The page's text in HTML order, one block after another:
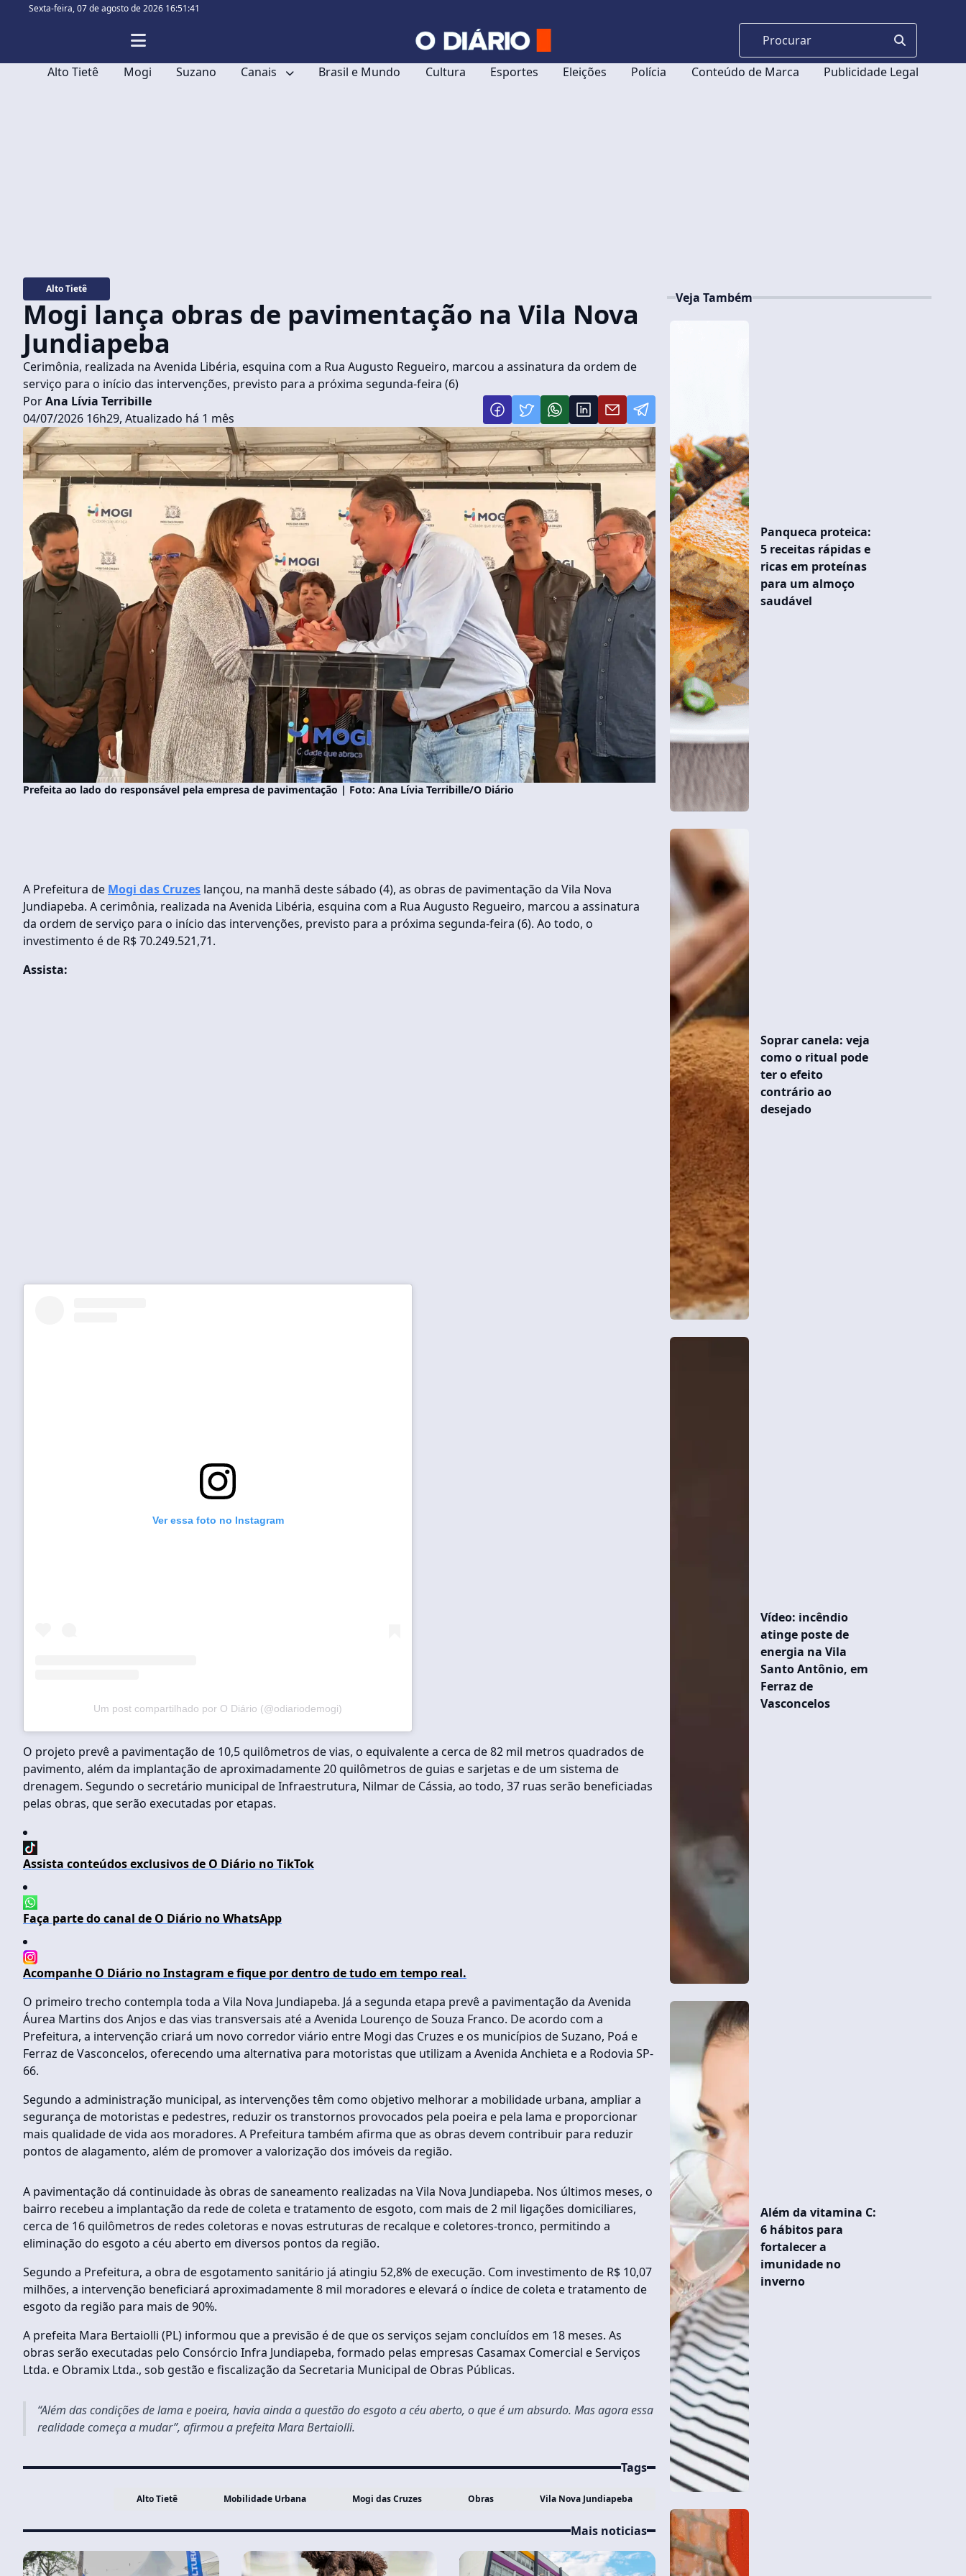
Sexta-feira,07 de agosto de 2026 16:51:43
Alto Tietê Mogi Suzano Canais Brasil e Mundo Cultura Esportes Eleições Polícia Conteúdo de Marca Publicidade Legal
Alto Tietê
Mogi lança obras de pavimentação na Vila Nova
Jundiapeba
Cerimônia, realizada na Avenida Libéria, esquina com a Rua Augusto Regueiro, marcou a assinatura da ordem de
serviço para o início das intervenções, previsto para a próxima segunda-feira (6)
PorAna Lívia Terribille
04/07/2026 16h29, Atualizado há 1 mês
Prefeita ao lado do responsável pela empresa de pavimentação | Foto: Ana Lívia Terribille/O Diário
A Prefeitura de Mogi das Cruzes lançou, na manhã deste sábado (4), as obras de pavimentação da Vila Nova
Jundiapeba. A cerimônia, realizada na Avenida Libéria, esquina com a Rua Augusto Regueiro, marcou a assinatura
da ordem de serviço para o início das intervenções, previsto para a próxima segunda-feira (6). Ao todo, o
investimento é de R$ 70.249.521,71.
Assista:
Ver essa foto no Instagram
Um post compartilhado por O Diário (@odiariodemogi)
O projeto prevê a pavimentação de 10,5 quilômetros de vias, o equivalente a cerca de 82 mil metros quadrados de
pavimento, além da implantação de aproximadamente 20 quilômetros de guias e sarjetas e de um sistema de
drenagem. Segundo o secretário municipal de Infraestrutura, Nilmar de Cássia, ao todo, 37 ruas serão beneficiadas
pelas obras, que serão executadas por etapas.
Assista conteúdos exclusivos de O Diário no TikTok
Faça parte do canal de O Diário no WhatsApp
Acompanhe O Diário no Instagram e fique por dentro de tudo em tempo real.
O primeiro trecho contempla toda a Vila Nova Jundiapeba. Já a segunda etapa prevê a pavimentação da Avenida
Áurea Martins dos Anjos e das vias transversais até a Avenida Lourenço de Souza Franco. De acordo com a
Prefeitura, a intervenção criará um novo corredor viário entre Mogi das Cruzes e os municípios de Suzano, Poá e
Ferraz de Vasconcelos, oferecendo uma alternativa para motoristas que utilizam a Avenida Anchieta e a Rodovia SP-
66.
Segundo a administração municipal, as intervenções têm como objetivo melhorar a mobilidade urbana, ampliar a
segurança de motoristas e pedestres, reduzir os transtornos provocados pela poeira e pela lama e proporcionar
mais qualidade de vida aos moradores. A Prefeitura também afirma que as obras devem contribuir para reduzir
pontos de alagamento, além de promover a valorização dos imóveis da região.
A pavimentação dá continuidade às obras de saneamento realizadas na Vila Nova Jundiapeba. Nos últimos meses, o
bairro recebeu a implantação da rede de coleta e tratamento de esgoto, com mais de 2 mil ligações domiciliares,
cerca de 16 quilômetros de redes coletoras e novas estruturas de recalque e coletores-tronco, permitindo a
eliminação do esgoto a céu aberto em diversos pontos da região.
Segundo a Prefeitura, a obra de esgotamento sanitário já atingiu 52,8% de execução. Com investimento de R$ 10,07
milhões, a intervenção beneficiará aproximadamente 8 mil moradores e elevará o índice de coleta e tratamento de
esgoto da região para mais de 90%.
A prefeita Mara Bertaiolli (PL) informou que a previsão é de que os serviços sejam concluídos em 18 meses. As
obras serão executadas pelo Consórcio Infra Jundiapeba, formado pelas empresas Casamax Comercial e Serviços
Ltda. e Obramix Ltda., sob gestão e fiscalização da Secretaria Municipal de Obras Públicas.
“Além das condições de lama e poeira, havia ainda a questão do esgoto a céu aberto, o que é um absurdo. Mas agora essa
realidade começa a mudar”, afirmou a prefeita Mara Bertaiolli.
Tags
Alto Tietê Mobilidade Urbana Mogi das Cruzes Obras Vila Nova Jundiapeba
Mais noticias
Veja Também
Panqueca proteica:
5 receitas rápidas e
ricas em proteínas
para um almoço
saudável
Soprar canela: veja
como o ritual pode
ter o efeito
contrário ao
desejado
Vídeo: incêndio
atinge poste de
energia na Vila
Santo Antônio, em
Ferraz de
Vasconcelos
Além da vitamina C:
6 hábitos para
fortalecer a
imunidade no
inverno